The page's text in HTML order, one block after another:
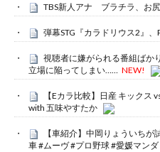
TBS新人アナ ブラチラ、お
弾幕STG『カラドリウス2』、
視聴者に嫌がられる番組ばか
立場に陥ってしまい…… NEW!
【Eカラ比較】日産 キックス
with 五味やすたか
【車紹介】中岡りょういち
車 #ムーヴ #プロ野球 #愛媛マン